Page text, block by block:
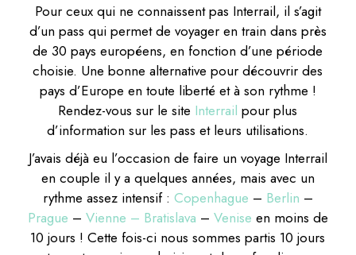
Pour ceux qui ne connaissent pas Interrail, il s’agit
d’un pass qui permet de voyager en train dans près
de 30 pays européens, en fonction d’une période
choisie. Une bonne alternative pour découvrir des
pays d’Europe en toute liberté et à son rythme !
Rendez-vous sur le site Interrail pour plus
d’information sur les pass et leurs utilisations.
J’avais déjà eu l’occasion de faire un voyage Interrail
en couple il y a quelques années, mais avec un
rythme assez intensif : Copenhague – Berlin –
Prague – Vienne – Bratislava – Venise en moins de
10 jours ! Cette fois-ci nous sommes partis 10 jours